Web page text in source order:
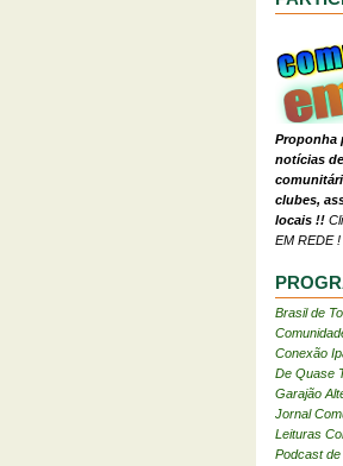
Proponha
notícias
clubes,
locais !!
EM REDE !
Brasil de
Conexão
De Quase
Garajão
Jornal
Leituras
Podcast de